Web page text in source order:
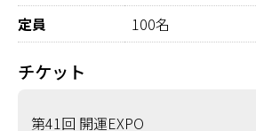
定員
100名
チケット
第41回 開運EXPO